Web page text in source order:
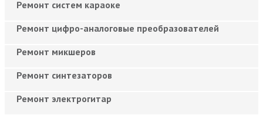
Ремонт систем караоке
Ремонт цифро-аналоговые преобразователей
Ремонт микшеров
Ремонт синтезаторов
Ремонт электрогитар